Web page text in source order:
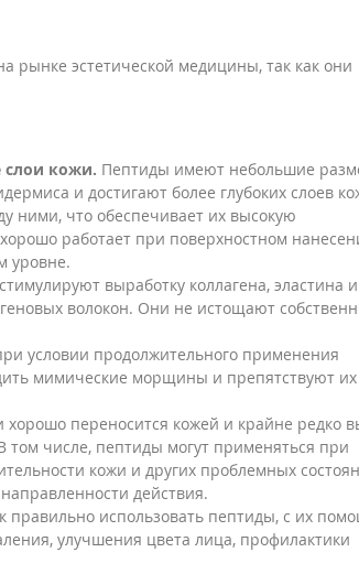
рынке эстетической медицины, так как они
слои кожи. Пептиды имеют небольшие
и достигают более глубоких слоев
ними, что обеспечивает их высокую
работает при поверхностном
уровне.
выработку коллагена, эластина и
волокон. Они не истощают
условии продолжительного применения
мимические морщины и препятствуют их
хорошо переносится кожей и крайне редко
том числе, пептиды могут применяться при
кожи и других проблемных
действия.
правильно использовать пептиды, с их
улучшения цвета лица, профилактики